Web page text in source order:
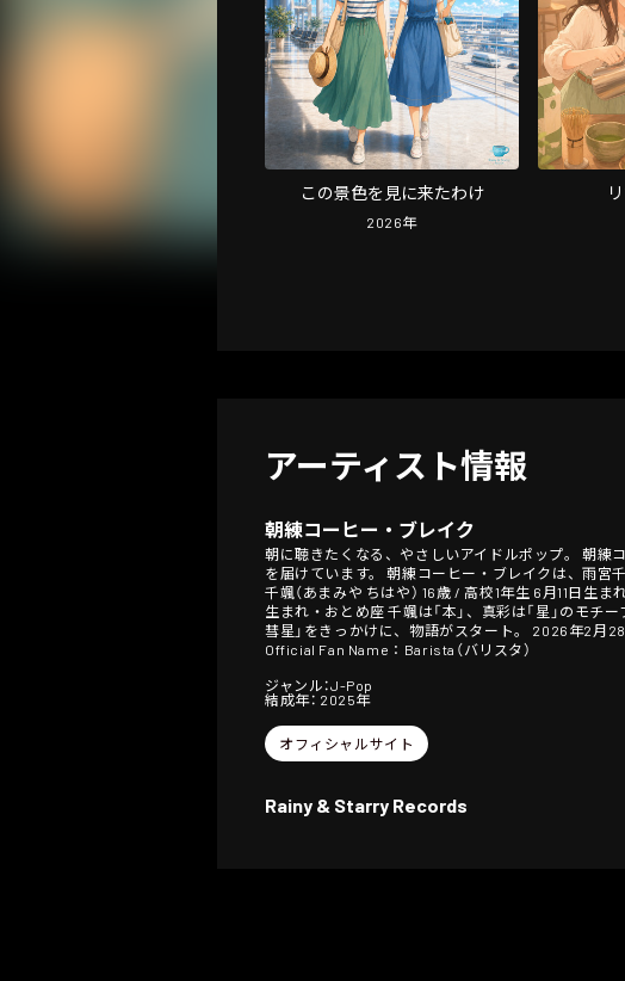
この景色を見に来たわけ
2026年
アーティスト情報
朝練コーヒー・ブレイク
朝に聴きたくなる、やさしいアイドルポップ。 朝練
を届けています。 朝練コーヒー・ブレイクは、雨宮
千颯（あまみや ちはや） 16歳 / 高校1年生 6月11日生
生まれ・おとめ座 千颯は「本」、真彩は「星」のモ
彗星」をきっかけに、物語がスタート。 2026年2月
Official Fan Name：Barista（バリスタ）
ジャンル：J-Pop
結成年： 2025年
オフィシャルサイト
Rainy & Starry Records